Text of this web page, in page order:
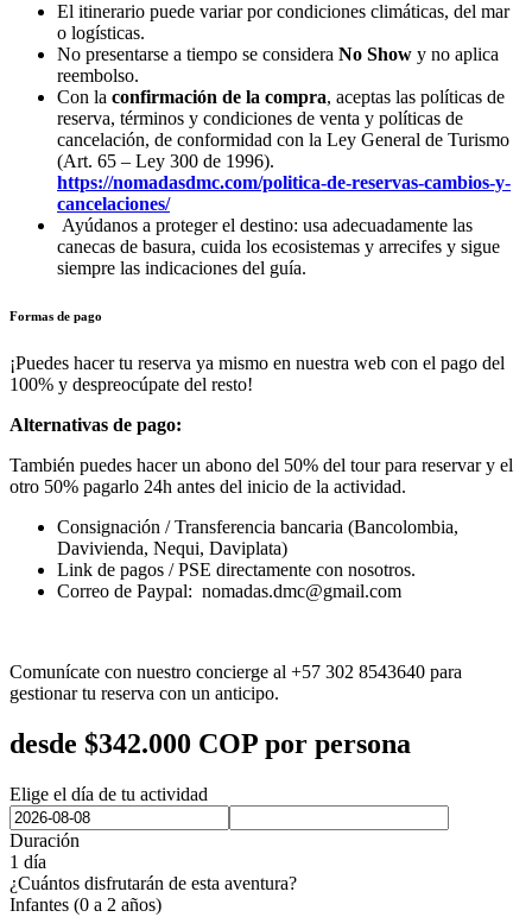
El itinerario puede variar por condiciones climáticas, del mar
o logísticas.
No presentarse a tiempo se considera No Show y no aplica
reembolso.
Con la confirmación de la compra, aceptas las políticas de
reserva, términos y condiciones de venta y políticas de
cancelación, de conformidad con la Ley General de Turismo
(Art. 65 – Ley 300 de 1996).
https://nomadasdmc.com/politica-de-reservas-cambios-y-
cancelaciones/
Ayúdanos a proteger el destino: usa adecuadamente las
canecas de basura, cuida los ecosistemas y arrecifes y sigue
siempre las indicaciones del guía.
Formas de pago
¡Puedes hacer tu reserva ya mismo en nuestra web con el pago del
100% y despreocúpate del resto!
Alternativas de pago:
También puedes hacer un abono del 50% del tour para reservar y el
otro 50% pagarlo 24h antes del inicio de la actividad.
Consignación / Transferencia bancaria (Bancolombia,
Davivienda, Nequi, Daviplata)
Link de pagos / PSE directamente con nosotros.
Correo de Paypal: nomadas.dmc@gmail.com
Comunícate con nuestro concierge al +57 302 8543640 para
gestionar tu reserva con un anticipo.
desde $342.000 COP por persona
Elige el día de tu actividad
Duración
1 día
¿Cuántos disfrutarán de esta aventura?
Infantes (0 a 2 años)